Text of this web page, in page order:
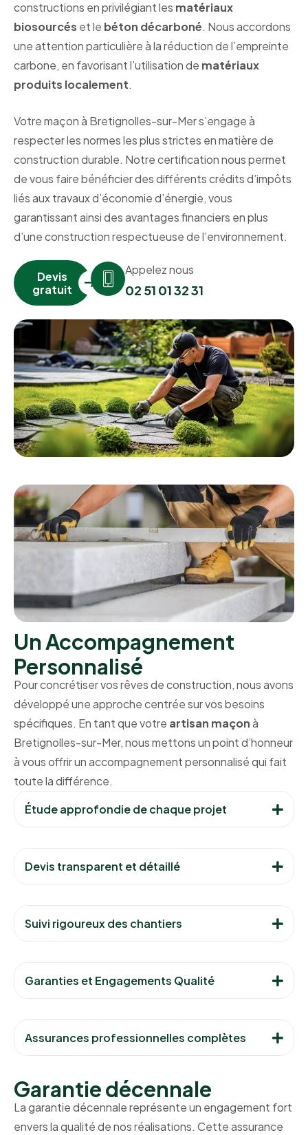
constructions en privilégiant les matériaux
biosourcés et le béton décarboné. Nous accordons
une attention particulière à la réduction de l’empreinte
carbone, en favorisant l’utilisation de matériaux
produits localement.
Votre maçon à Bretignolles-sur-Mer s’engage à
respecter les normes les plus strictes en matière de
construction durable. Notre certification nous permet
de vous faire bénéficier des différents crédits d’impôts
liés aux travaux d’économie d’énergie, vous
garantissant ainsi des avantages financiers en plus
d’une construction respectueuse de l’environnement.
Devis
gratuit
Appelez nous
02 51 01 32 31
Un Accompagnement
Personnalisé
Pour concrétiser vos rêves de construction, nous avons
développé une approche centrée sur vos besoins
spécifiques. En tant que votre artisan maçonà
Bretignolles-sur-Mer, nous mettons un point d’honneur
à vous offrir un accompagnement personnalisé qui fait
toute la différence.
Étude approfondie de chaque projet
Devis transparent et détaillé
Suivi rigoureux des chantiers
Garanties et Engagements Qualité
Assurances professionnelles complètes
Garantie décennale
La garantie décennale représente un engagement fort
envers la qualité de nos réalisations. Cette assurance